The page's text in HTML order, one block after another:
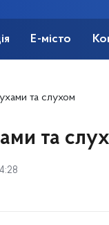
Е-місто
та слухом
та